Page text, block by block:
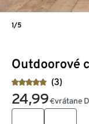
Outdoorové
(3)
24,99 €vrátane
1/5